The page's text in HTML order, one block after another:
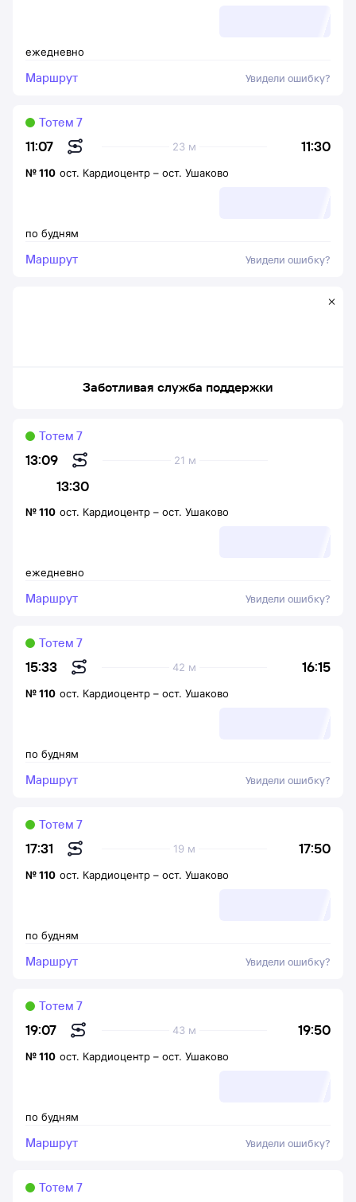
ежедневно
Маршрут Увидели ошибку?
11:07 11:30
23 м
Тотем 7
по будням
№110 ост. Кардиоцентр – ост. Ушаково
Маршрут Увидели ошибку?
Заботливая служба поддержки
13:09
13:30
21 м
Тотем 7
ежедневно
№110 ост. Кардиоцентр – ост. Ушаково
Маршрут Увидели ошибку?
15:33 16:15
42 м
Тотем 7
по будням
№110 ост. Кардиоцентр – ост. Ушаково
Маршрут Увидели ошибку?
17:31 17:50
19 м
Тотем 7
по будням
№110 ост. Кардиоцентр – ост. Ушаково
Маршрут Увидели ошибку?
19:07 19:50
43 м
Тотем 7
по будням
№110 ост. Кардиоцентр – ост. Ушаково
Маршрут Увидели ошибку?
Тотем 7